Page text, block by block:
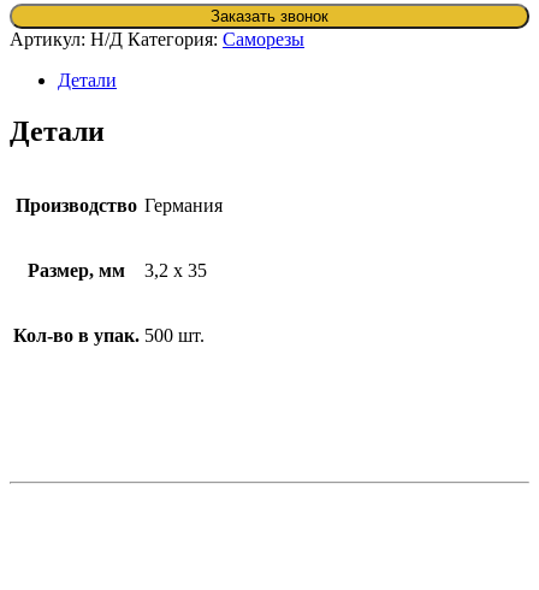
Заказать звонок
Артикул: Н/Д Категория: Саморезы
Детали
Детали
Производство Германия
Размер, мм 3,2 x 35
Кол-во в упак. 500 шт.